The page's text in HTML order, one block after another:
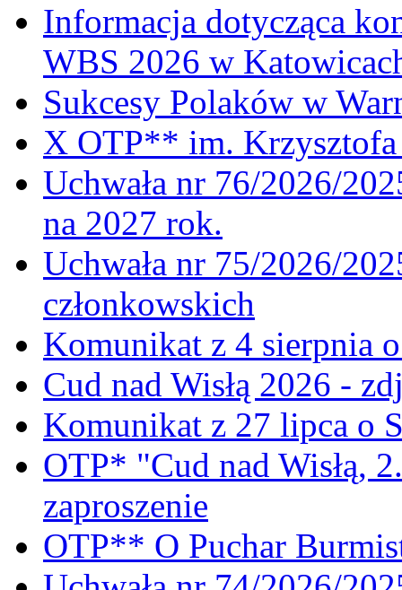
Informacja dotycząca
WBS 2026 w
Sukcesy Polaków w
X OTP** im. Krzysztofa
Uchwała nr 76/2026/
na 2027 rok.
Uchwała nr 75/2026/
członkowskich
Komunikat z 4 sierpnia
Cud nad Wisłą 2026 -
Komunikat z 27 lipca o
OTP* "Cud nad Wisłą,
zaproszenie
OTP** O Puchar